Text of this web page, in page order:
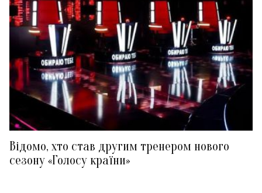
Відомо, хто став другим тренером нового
сезону «Голосу країни»